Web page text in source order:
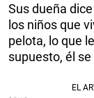
Sus dueña
los niños que
pelota, lo que
supuesto, él